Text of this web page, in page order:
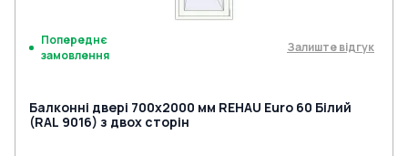
Попереднє
замовлення
Залиште відгук
Балконні двері 700x2000 мм REHAU Euro 60 Білий
(RAL 9016) з двох сторін